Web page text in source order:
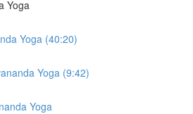
Yoga
Yoga (40:20)
Yoga (9:42)
Yoga